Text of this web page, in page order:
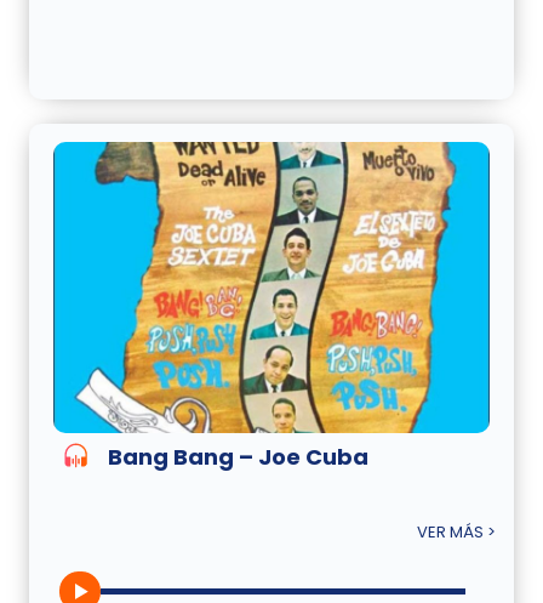
Bang Bang – Joe Cuba
VER MÁS >